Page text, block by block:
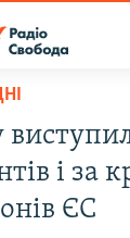
і за
ЄС